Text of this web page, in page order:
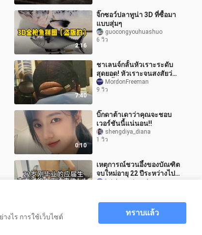
2:16
จิ๊กซอว์ปลาทูน่า 3D ที่ซื้อมา
แบบสุ่มๆ
guocongyouhuashuo
6 วิว
7:40
ชาเลนจ์กลั้นหัวเราะระดับ
สุดยอด! หัวเราะจนสงสัยว่า
ชีวิตนี้คืออะไร #55
MordonFreeman
9 วิว
0:10
บิ๊กดาต้าเดาว่าคุณจะชอบ
เวอร์ชันนี้แน่นอน!!
shengdiya_diana
1 วิว
เหตุการณ์ชวนอึ้งของบัณฑิต
จบใหม่อายุ 22 ปีระหว่างไป
สัมภาษณ์งาน
beishangniuroubao_
ENG SUB | City Z Goes To The Countryside
งไร การใช้เว็บไซต์
ทราบแล้ว